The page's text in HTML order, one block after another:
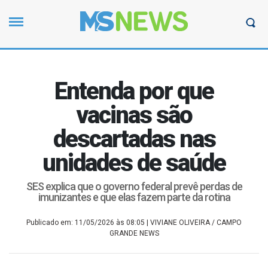
Entenda por que
vacinas são
descartadas nas
unidades de saúde
SES explica que o governo federal prevê perdas de
imunizantes e que elas fazem parte da rotina
Publicado em: 11/05/2026 às 08:05
| VIVIANE OLIVEIRA / CAMPO
GRANDE NEWS